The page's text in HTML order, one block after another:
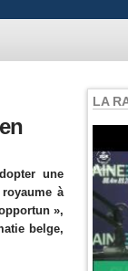
une
à
»,
belge,
LA